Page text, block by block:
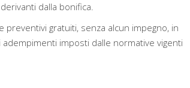
dalla bonifica.
gratuiti, senza alcun impegno, in
imposti dalle normative vigenti